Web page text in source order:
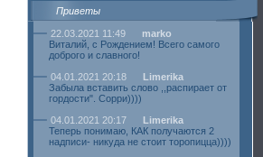
Приветы
22.03.2021 11:49
marko
Виталий, с Рождением! Всего самого
доброго и славного!
04.01.2021 20:18
Limerika
Забыла вставить слово ,,распирает от
гордости". Сорри))))
04.01.2021 20:17
Limerika
Теперь понимаю, КАК получаются 2
надписи- никуда не стоит торопицца))))